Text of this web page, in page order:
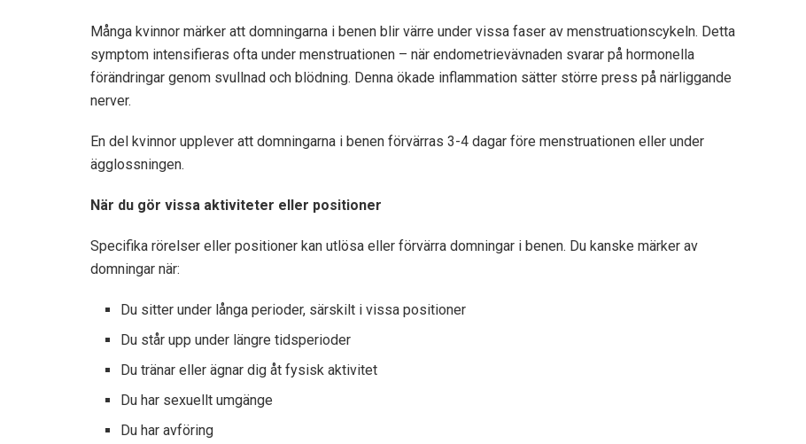
Många kvinnor märker att domningarna i benen blir värre under vissa faser av menstruationscykeln. Detta
symptom intensifieras ofta under menstruationen – när endometrievävnaden svarar på hormonella
förändringar genom svullnad och blödning. Denna ökade inflammation sätter större press på närliggande
nerver.
En del kvinnor upplever att domningarna i benen förvärras 3-4 dagar före menstruationen eller under
ägglossningen.
När du gör vissa aktiviteter eller positioner
Specifika rörelser eller positioner kan utlösa eller förvärra domningar i benen. Du kanske märker av
domningar när:
Du sitter under långa perioder, särskilt i vissa positioner
Du står upp under längre tidsperioder
Du tränar eller ägnar dig åt fysisk aktivitet
Du har sexuellt umgänge
Du har avföring